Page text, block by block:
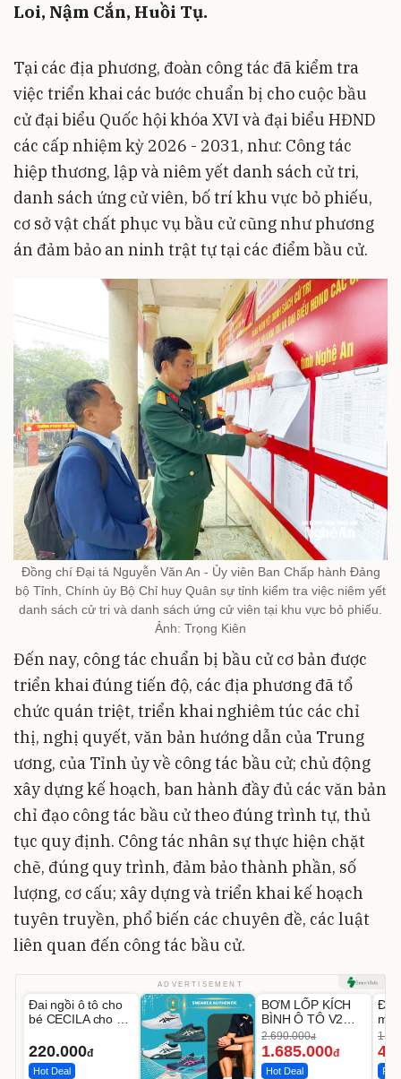
Loi, Nậm Cắn, Huồi Tụ.
Tại các địa phương, đoàn công tác đã kiểm tra
việc triển khai các bước chuẩn bị cho cuộc bầu
cử đại biểu Quốc hội khóa XVI và đại biểu HĐND
các cấp nhiệm kỳ 2026 - 2031, như: Công tác
hiệp thương, lập và niêm yết danh sách cử tri,
danh sách ứng cử viên, bố trí khu vực bỏ phiếu,
cơ sở vật chất phục vụ bầu cử cũng như phương
án đảm bảo an ninh trật tự tại các điểm bầu cử.
Đồng chí Đại tá Nguyễn Văn An - Ủy viên Ban Chấp hành Đảng
bộ Tỉnh, Chính ủy Bộ Chỉ huy Quân sự tỉnh kiểm tra việc niêm yết
danh sách cử tri và danh sách ứng cử viên tại khu vực bỏ phiếu.
Ảnh: Trọng Kiên
Đến nay, công tác chuẩn bị bầu cử cơ bản được
triển khai đúng tiến độ, các địa phương đã tổ
chức quán triệt, triển khai nghiêm túc các chỉ
thị, nghị quyết, văn bản hướng dẫn của Trung
ương, của Tỉnh ủy về công tác bầu cử; chủ động
xây dựng kế hoạch, ban hành đầy đủ các văn bản
chỉ đạo công tác bầu cử theo đúng trình tự, thủ
tục quy định. Công tác nhân sự thực hiện chặt
chẽ, đúng quy trình, đảm bảo thành phần, số
lượng, cơ cấu; xây dựng và triển khai kế hoạch
tuyên truyền, phổ biến các chuyên đề, các luật
liên quan đến công tác bầu cử.
ADVERTISEMENT
Đai ngồi ô tô cho
bé CECILA cho bé
220.000đ
Hot Deal
-37%
BƠM LỐP KÍCH
BÌNH Ô TÔ V2
4IN1 Medicar
12.000mAh
2.690.000đ
1.685.000đ
Hot Deal